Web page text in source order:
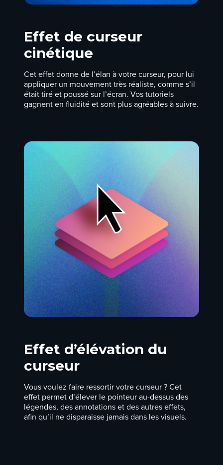
Effet de curseur
cinétique
Cet effet donne de l’élan à votre curseur, pour lui
appliquer un mouvement très réaliste, comme s’il
était tiré et poussé sur l’écran. Vos tutoriels
gagnent en fluidité et sont plus agréables à suivre.
Effet d’élévation du
curseur
Vous voulez faire ressortir votre curseur ? Cet
effet permet d’élever le pointeur au-dessus des
légendes, des annotations et des autres effets,
afin qu’il ne disparaisse jamais dans les visuels.